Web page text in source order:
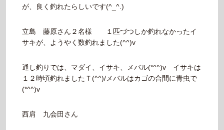
が、良く釣れたらしいです(^_^.)
立島 藤原さん２名様 １匹づつしか釣れなかったイ
サキが、ようやく数釣れました(^^)v
通し釣りでは、マダイ、イサキ、メバル(*^^)v イサキは
１２時頃釣れましたＴ(^^)/メバルはカゴの合間に青虫で
(*^^)v
西肩 九会田さん